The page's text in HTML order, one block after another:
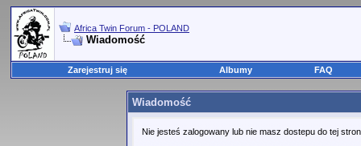
Africa Twin Forum - POLAND
Wiadomość
Zarejestruj się Albumy FAQ
Wiadomość
Nie jesteś zalogowany lub nie masz dostepu do tej